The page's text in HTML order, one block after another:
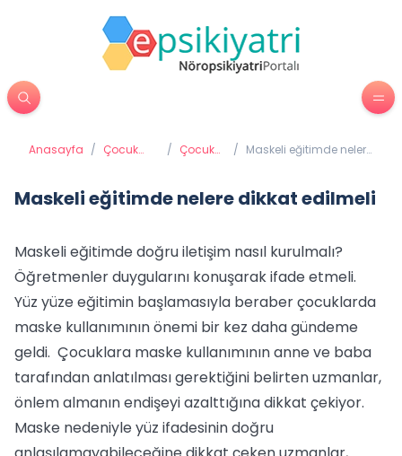
Anasayfa / Çocuk
/ Çocuk
/ Maskeli eğitimde nelere
Maskeli eğitimde nelere dikkat edilmeli
Maskeli eğitimde doğru iletişim nasıl kurulmalı?
Öğretmenler duygularını konuşarak ifade etmeli.
Yüz yüze eğitimin başlamasıyla beraber çocuklarda
maske kullanımının önemi bir kez daha gündeme
geldi. Çocuklara maske kullanımının anne ve baba
tarafından anlatılması gerektiğini belirten uzmanlar,
önlem almanın endişeyi azalttığına dikkat çekiyor.
Maske nedeniyle yüz ifadesinin doğru